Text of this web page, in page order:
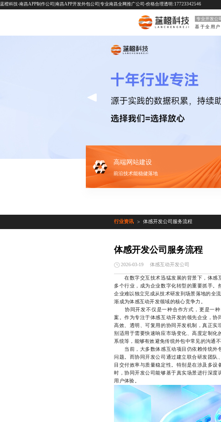
蓝橙科技-南昌APP制作公司|南昌APP开发外包公司|专业南昌全网推广公司-价格合理透明:17723342546
专业开发公
高端网站建设
前沿技术能稳健落地
行业资讯 > 体感开发公司服务流程
体感开发公司服务流程
2026-03-19 体感互动开发公司
在数字交互技术迅猛发展的背景下，体感
多个行业，成为企业数字化转型的重要抓手
企业难以独立完成从技术研发到场景落地的全
渐成为体感互动开发领域的核心竞争力。
协同开发不仅是一种合作方式，更是一种
案。作为专注于体感互动开发的领先企业，
高效、透明、可复用的协同开发机制，真正
别适用于需要快速响应市场变化、高度定制
系统等，能够有效避免传统外包中常见的沟通
当前，大多数体感互动项目仍依赖传统外
问题。而协同开发公司通过建立联合研发团
目交付效率与质量稳定性。特别是在涉及多
时，协同开发公司能够基于真实场景进行深
用户体验。